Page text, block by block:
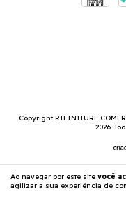
Ao navegar por este site você
agilizar a sua experiência de
Copyright RIFINITURE
2026.